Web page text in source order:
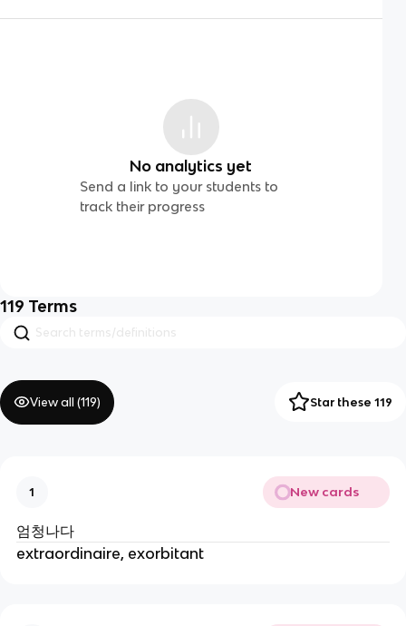
No analytics yet
Send a link to your students to
track their progress
119 Terms
View all (119) Star these 119
1 New cards
엄청나다
extraordinaire, exorbitant